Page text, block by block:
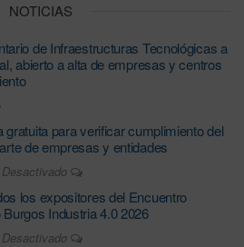
NOTICIAS
de Infraestructuras Tecnológicas a
abierto a alta de empresas y centros
gratuita para verificar cumplimiento del
de empresas y entidades
Desactivado
los expositores del Encuentro
Industria 4.0 2026
Desactivado